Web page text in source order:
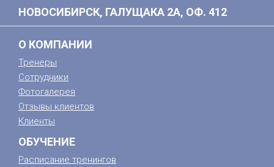
НОВОСИБИРСК, ГАЛУЩАКА 2А, ОФ. 412
О КОМПАНИИ
Тренеры
Сотрудники
Фотогалерея
Отзывы клиентов
Клиенты
ОБУЧЕНИЕ
Расписание тренингов